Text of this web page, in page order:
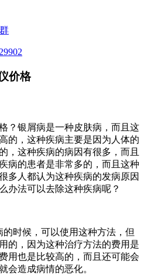
价格
？银屑病是一种皮肤病，而且这
的，这种疾病主要是因为人体的
，这种疾病的病因有很多，而且
病的患者是非常多的，而且这种
多人都认为这种疾病的发病原因
办法可以去除这种疾病呢？
时候，可以使用这种方法，但
的，因为这种治疗方法的费用是
用也是比较高的，而且还可能会
会造成病情的恶化。